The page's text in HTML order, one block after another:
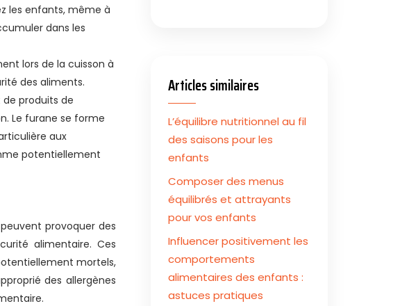
les enfants, même à
dans les
lors de la cuisson à
des aliments.
produits de
Le furane se forme
aux
potentiellement
provoquer des
alimentaire. Ces
mortels,
des allergènes
Articles similaires
L’équilibre nutritionnel au fil
des saisons pour les
enfants
Composer des menus
équilibrés et attrayants
pour vos enfants
Influencer positivement les
comportements
alimentaires des enfants :
astuces pratiques